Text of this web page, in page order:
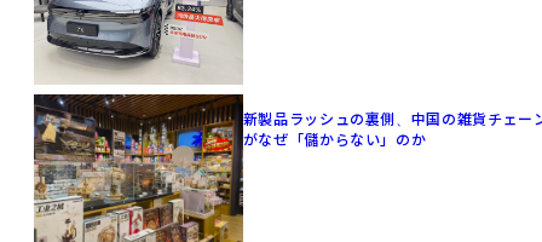
新製品ラッシュの裏側、中国の雑貨チェー
がなぜ「儲からない」のか